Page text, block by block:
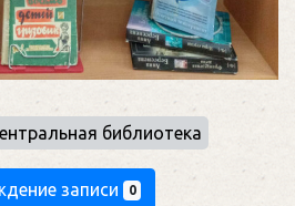
библиотека
записи 0